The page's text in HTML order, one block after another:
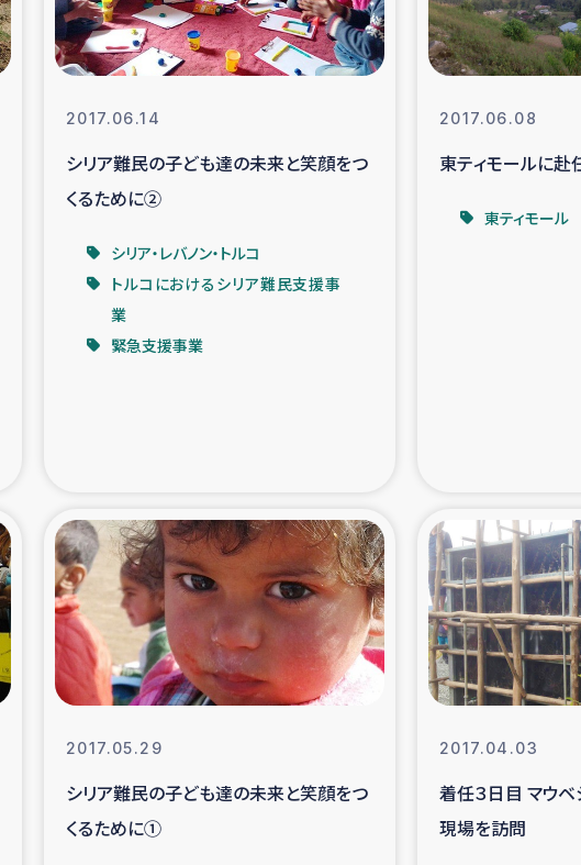
援 令和6年能登半島地震 緊急
および教育支援 ミャンマー緊急支援
民子ども支援
の食糧・越冬支援
災者支援 復興応援隊の活動
農業復興支援 漁業復興支援
ティア日誌 経済自立支援事業
ガザ空爆被災者への食料支援と農家
の畜産支援 ガザ地区での公園の緑化を通じた
2017.06.14
シリア難民の子ども達の未来と笑顔をつ
くるために②
シリア・レバノン・トルコ
トルコにおけるシリア難民支援事
業
緊急支援事業
2017.06.08
東ティモールに赴
東ティモール
2017.05.29
シリア難民の子ども達の未来と笑顔をつ
くるために①
2017.04.03
着任３日目 マウ
現場を訪問